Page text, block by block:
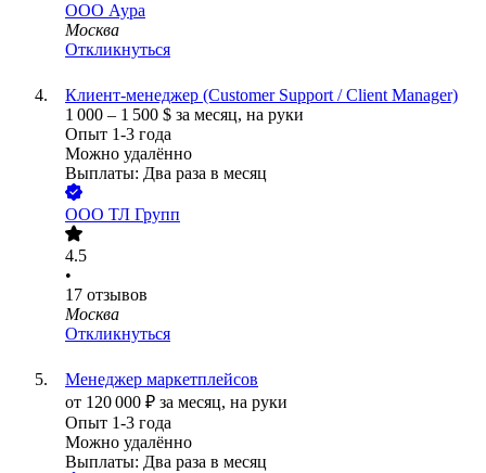
ООО Аура
Москва
Откликнуться
Клиент-менеджер (Customer Support / Client Manager)
1 000 – 1 500 $ за месяц, на руки
Опыт 1-3 года
Можно удалённо
Выплаты: Два раза в месяц
ООО ТЛ Групп
4.5
•
17 отзывов
Москва
Откликнуться
Менеджер маркетплейсов
от 120 000 ₽ за месяц, на руки
Опыт 1-3 года
Можно удалённо
Выплаты: Два раза в месяц